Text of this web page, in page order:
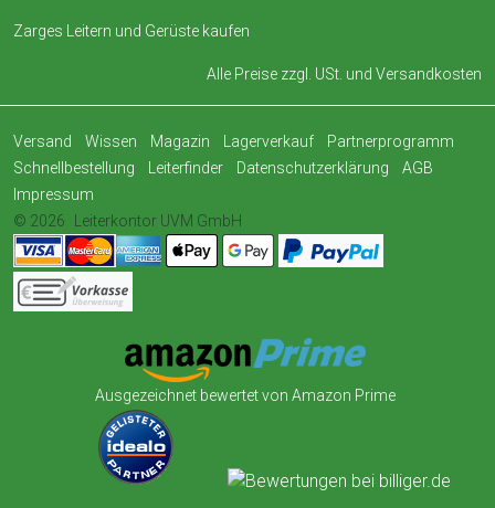
Zarges Leitern und Gerüste kaufen
Alle Preise zzgl. USt. und Versandkosten
Versand Wissen Magazin Lagerverkauf
Partnerprogramm
Schnellbestellung
Leiterfinder Datenschutzerklärung
AGB
Impressum
© 2026
Leiterkontor UVM GmbH
Ausgezeichnet bewertet von Amazon Prime